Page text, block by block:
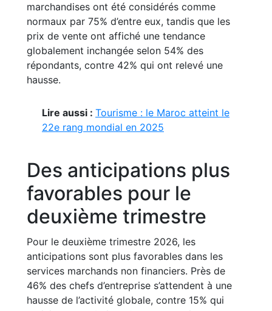
marchandises ont été considérés comme
normaux par 75% d’entre eux, tandis que les
prix de vente ont affiché une tendance
globalement inchangée selon 54% des
répondants, contre 42% qui ont relevé une
hausse.
Lire aussi : Tourisme : le Maroc atteint le
22e rang mondial en 2025
Des anticipations plus
favorables pour le
deuxième trimestre
Pour le deuxième trimestre 2026, les
anticipations sont plus favorables dans les
services marchands non financiers. Près de
46% des chefs d’entreprise s’attendent à une
hausse de l’activité globale, contre 15% qui